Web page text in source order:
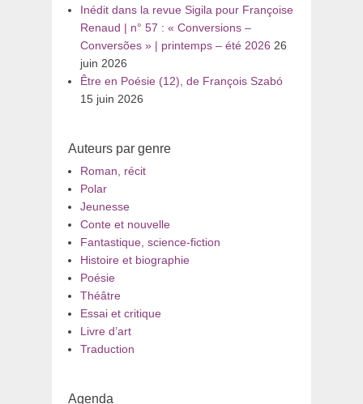
Inédit dans la revue Sigila pour Françoise
Renaud | n° 57 : « Conversions –
Conversões » | printemps – été 2026 26
juin 2026
Être en Poésie (12), de François Szabó
15 juin 2026
Auteurs par genre
Roman, récit
Polar
Jeunesse
Conte et nouvelle
Fantastique, science-fiction
Histoire et biographie
Poésie
Théâtre
Essai et critique
Livre d’art
Traduction
Agenda